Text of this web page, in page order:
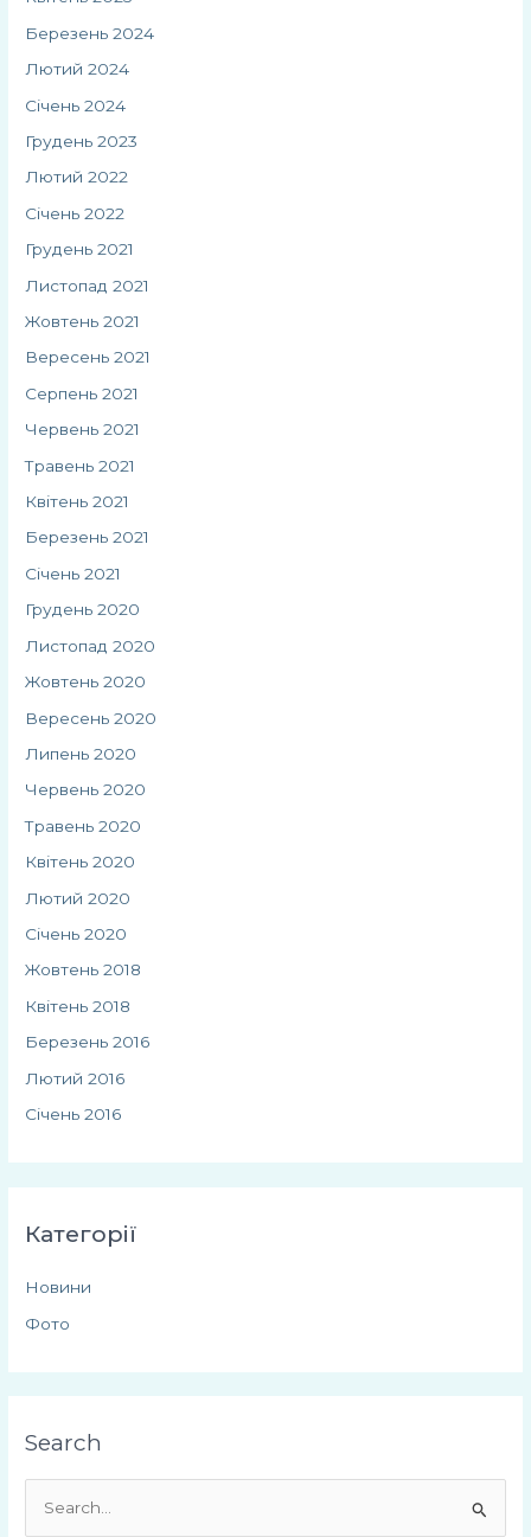
Березень 2024
Лютий 2024
Січень 2024
Грудень 2023
Лютий 2022
Січень 2022
Грудень 2021
Листопад 2021
Жовтень 2021
Вересень 2021
Серпень 2021
Червень 2021
Травень 2021
Квітень 2021
Березень 2021
Січень 2021
Грудень 2020
Листопад 2020
Жовтень 2020
Вересень 2020
Липень 2020
Червень 2020
Травень 2020
Квітень 2020
Лютий 2020
Січень 2020
Жовтень 2018
Квітень 2018
Березень 2016
Лютий 2016
Січень 2016
Категорії
Новини
Фото
Search